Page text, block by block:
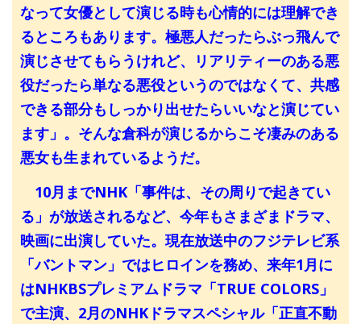
なって女優として演じる時も心情的には理解でき
るところもあります。極悪人だったらぶっ飛んで
演じさせてもらうけれど、リアリティーのある悪
役だったら単なる悪役というのではなくて、共感
できる部分もしっかり出せたらいいなと演じてい
ます」。そんな倉科が演じるからこそ凄みのある
悪女も生まれているようだ。
10月までNHK「事件は、その周りで起きてい
る」が放送されるなど、今年もさまざまドラマ、
映画に出演していた。現在放送中のフジテレビ系
「バントマン」ではヒロインを務め、来年1月に
はNHKBSプレミアムドラマ「TRUE COLORS」
で主演、2月のNHKドラマスペシャル「正直不動